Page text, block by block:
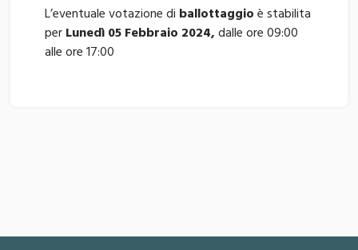
L’eventuale votazione di ballottaggio è stabilita
per Lunedì 05 Febbraio 2024, dalle ore 09:00
alle ore 17:00